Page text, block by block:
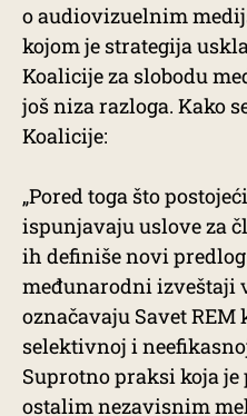
o audiovizuelnim
kojom je strategija
Koalicije za slobodu
još niza razloga. Kako
Koalicije:
„Pored toga što
ispunjavaju uslove za
ih definiše novi
međunarodni izveštaji
označavaju Savet
selektivnoj i
Suprotno praksi koja
ostalim nezavisnim